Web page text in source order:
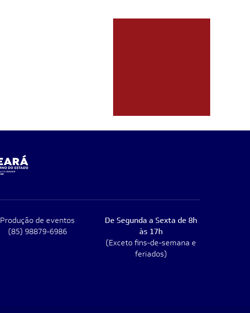
Produção de eventos
(85) 98879-6986
De Segunda a Sexta de 8h
às 17h
(Exceto fins-de-semana e
feriados)